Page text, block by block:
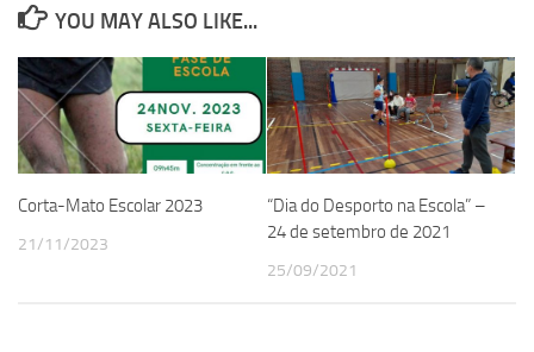
YOU MAY ALSO LIKE...
Corta-Mato Escolar 2023
21/11/2023
“Dia do Desporto na Escola” –
24 de setembro de 2021
25/09/2021